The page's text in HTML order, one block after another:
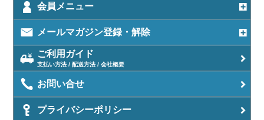
会員メニュー
メールマガジン登録・解除
ご利用ガイド
支払い方法 / 配送方法 / 会社概要
お問い合せ
プライバシーポリシー